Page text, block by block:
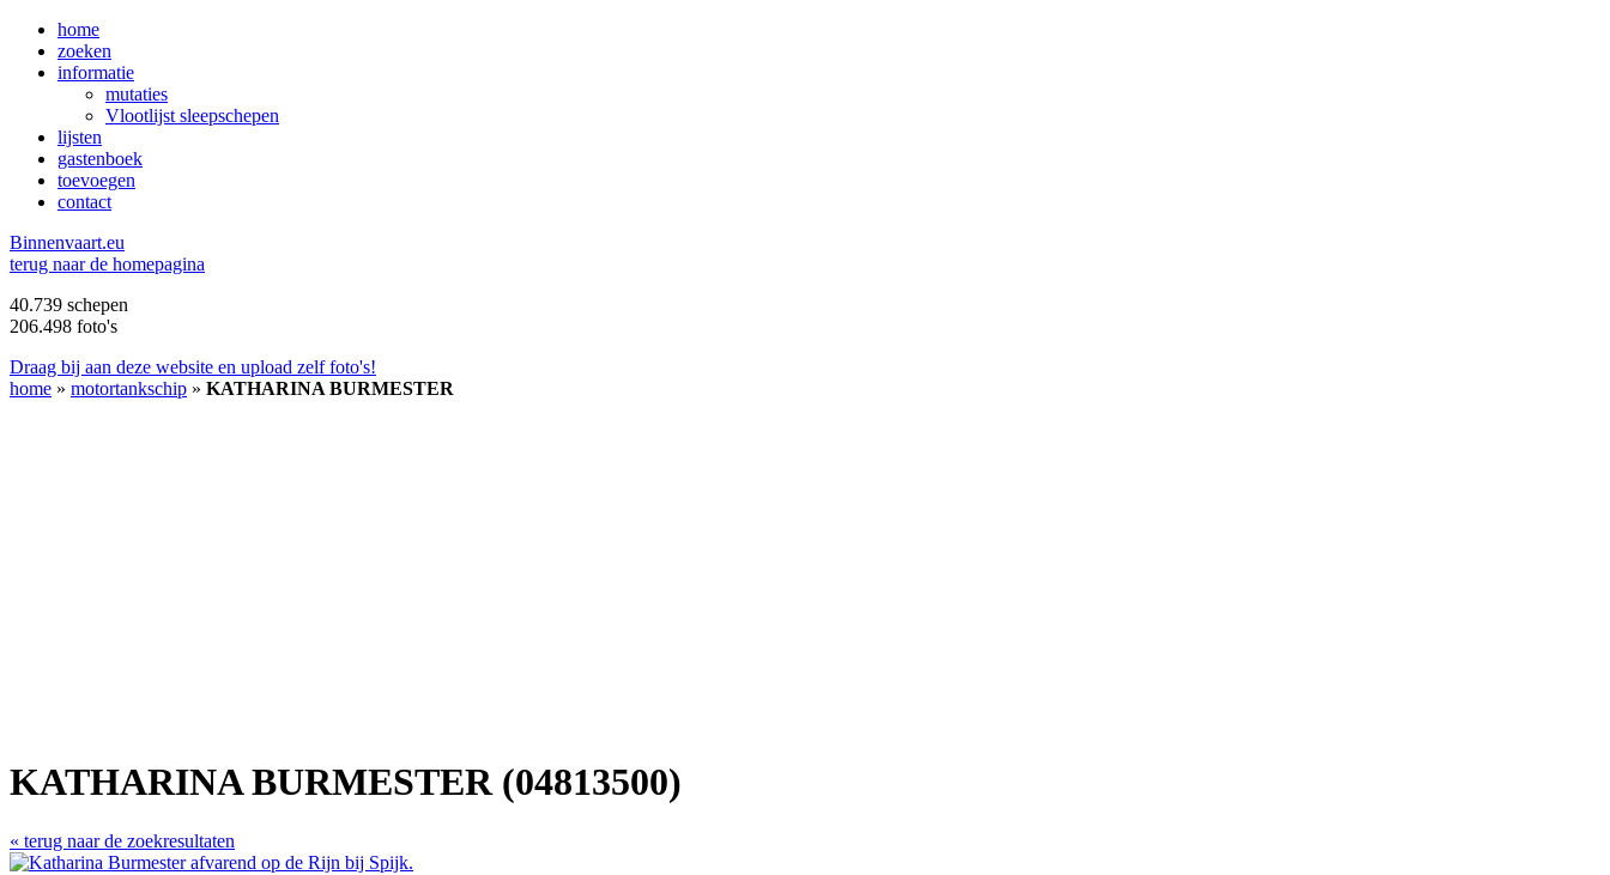
home
zoeken
informatie
mutaties
Vlootlijst sleepschepen
lijsten
gastenboek
toevoegen
contact
Binnenvaart.eu
terug naar de homepagina
40.739 schepen
206.498 foto's
Draag bij aan deze website en upload zelf foto's!
home » motortankschip » KATHARINA BURMESTER
KATHARINA BURMESTER (04813500)
« terug naar de zoekresultaten